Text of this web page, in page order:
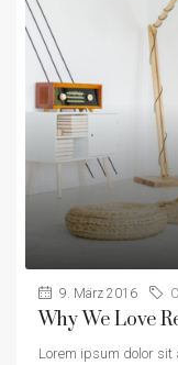
9. März 2016
Why We Love
Lorem ipsum dolor